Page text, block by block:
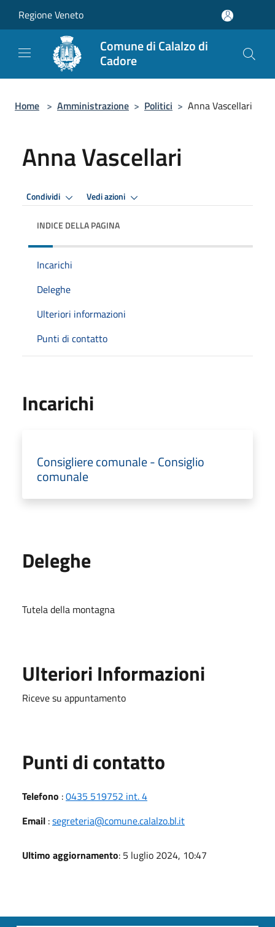
Regione Veneto
Comune di Calalzo di
Cadore
Home > Amministrazione > Politici > Anna Vascellari
Anna Vascellari
Condividi Vedi azioni
INDICE DELLA PAGINA
Incarichi
Deleghe
Ulteriori informazioni
Punti di contatto
Incarichi
Consigliere comunale - Consiglio
comunale
Deleghe
Tutela della montagna
Ulteriori Informazioni
Riceve su appuntamento
Punti di contatto
Telefono :0435 519752 int. 4
Email :segreteria@comune.calalzo.bl.it
Ultimo aggiornamento: 5 luglio 2024, 10:47